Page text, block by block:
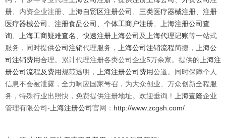
册 、内资企业注册、 上海自贸区注册公司 三类医疗器械注册
注册
医疗器械公司
注册食品公司 个体工商户注册
上海注册公司查
询
上海工商疑难查名 、快速注册上海公司 及 上海代理记账等一站式
服务，同时提供公司注销代理服务， 上海公司注销流程简捷，
上海公
司注销费用合理。累计代理注册各类公司企业5万余家。提供的 上海注
册公司流程及费用规范透明， 上海注册公司费用公道。同时保障个人
信息不会被泄露，全力响应国家号召，为大众创业、万众创新全程服
务，特殊行业出照快，免费提供注册地址。欢迎垂询！
上海壹隆企业
管理有限公司- 上海注册公司官网： http://www.zcgsh.com/